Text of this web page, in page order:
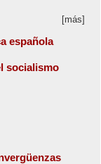
[más]
española
socialismo